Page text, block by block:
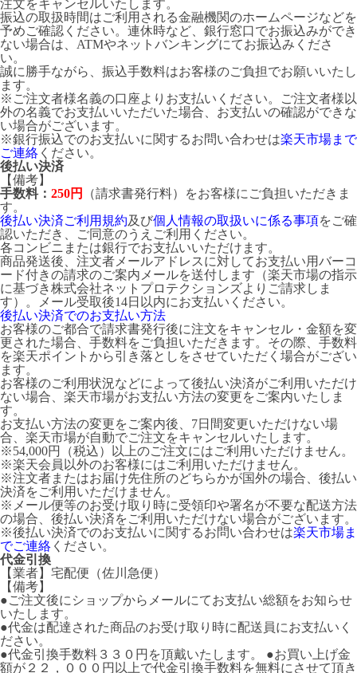
注文をキャンセルいたします。
振込の取扱時間はご利用される金融機関のホームページなどを
予めご確認ください。連休時など、銀行窓口でお振込みができ
ない場合は、ATMやネットバンキングにてお振込みくださ
い。
誠に勝手ながら、振込手数料はお客様のご負担でお願いいたし
ます。
※ご注文者様名義の口座よりお支払いください。ご注文者様以
外の名義でお支払いいただいた場合、お支払いの確認ができな
い場合がございます。
※銀行振込でのお支払いに関するお問い合わせは楽天市場まで
ご連絡 ください。
後払い決済
【備考】
手数料： 250円
（請求書発行料）をお客様にご負担いただきま
す。
後払い決済ご利用規約及び個人情報の取扱いに係る事項をご確
認いただき、ご同意のうえご利用ください。
各コンビニまたは銀行でお支払いいただけます。
商品発送後、注文者メールアドレスに対してお支払い用バーコ
ード付きの請求のご案内メールを送付します（楽天市場の指示
に基づき株式会社ネットプロテクションズよりご請求しま
す）。メール受取後14日以内にお支払いください。
後払い決済でのお支払い方法
お客様のご都合で請求書発行後に注文をキャンセル・金額を変
更された場合、手数料をご負担いただきます。その際、手数料
を楽天ポイントから引き落としをさせていただく場合がござい
ます。
お客様のご利用状況などによって後払い決済がご利用いただけ
ない場合、楽天市場がお支払い方法の変更をご案内いたしま
す。
お支払い方法の変更をご案内後、7日間変更いただけない場
合、楽天市場が自動でご注文をキャンセルいたします。
※54,000円（税込）以上のご注文にはご利用いただけません。
※楽天会員以外のお客様にはご利用いただけません。
※注文者またはお届け先住所のどちらかが国外の場合、後払い
決済をご利用いただけません。
※メール便等のお受け取り時に受領印や署名が不要な配送方法
の場合、後払い決済をご利用いただけない場合がございます。
※後払い決済でのお支払いに関するお問い合わせは楽天市場ま
でご連絡 ください。
代金引換
【業者】宅配便（佐川急便）
【備考】
●ご注文後にショップからメールにてお支払い総額をお知らせ
いたします。
●代金は配達された商品のお受け取り時に配送員にお支払いく
ださい。
●代金引換手数料３３０円を頂戴いたします。 ●お買い上げ金
額が２２，０００円以上で代金引換手数料を無料にさせて頂き